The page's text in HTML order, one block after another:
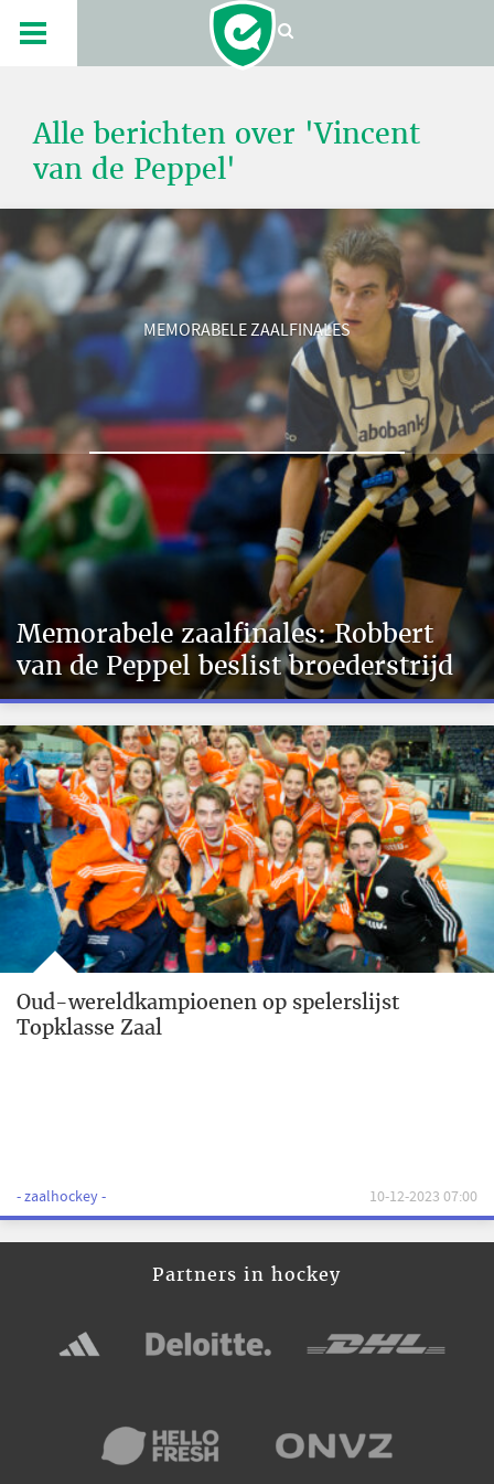
Alle berichten over 'Vincent
van de Peppel'
MEMORABELE ZAALFINALES
Memorabele zaalfinales: Robbert
van de Peppel beslist broederstrijd
Oud-wereldkampioenen op spelerslijst
Topklasse Zaal
- zaalhockey - 10-12-2023 07:00
Partners in hockey